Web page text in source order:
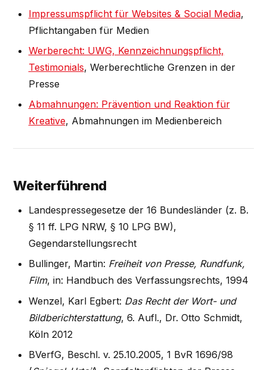
Impressumspflicht für Websites & Social Media,
Pflichtangaben für Medien
Werberecht: UWG, Kennzeichnungspflicht,
Testimonials, Werberechtliche Grenzen in der
Presse
Abmahnungen: Prävention und Reaktion für
Kreative, Abmahnungen im Medienbereich
Weiterführend
Landespressegesetze der 16 Bundesländer (z. B.
§ 11 ff. LPG NRW, § 10 LPG BW),
Gegendarstellungsrecht
Bullinger, Martin: Freiheit von Presse, Rundfunk,
Film, in: Handbuch des Verfassungsrechts, 1994
Wenzel, Karl Egbert: Das Recht der Wort- und
Bildberichterstattung, 6. Aufl., Dr. Otto Schmidt,
Köln 2012
BVerfG, Beschl. v. 25.10.2005, 1 BvR 1696/98